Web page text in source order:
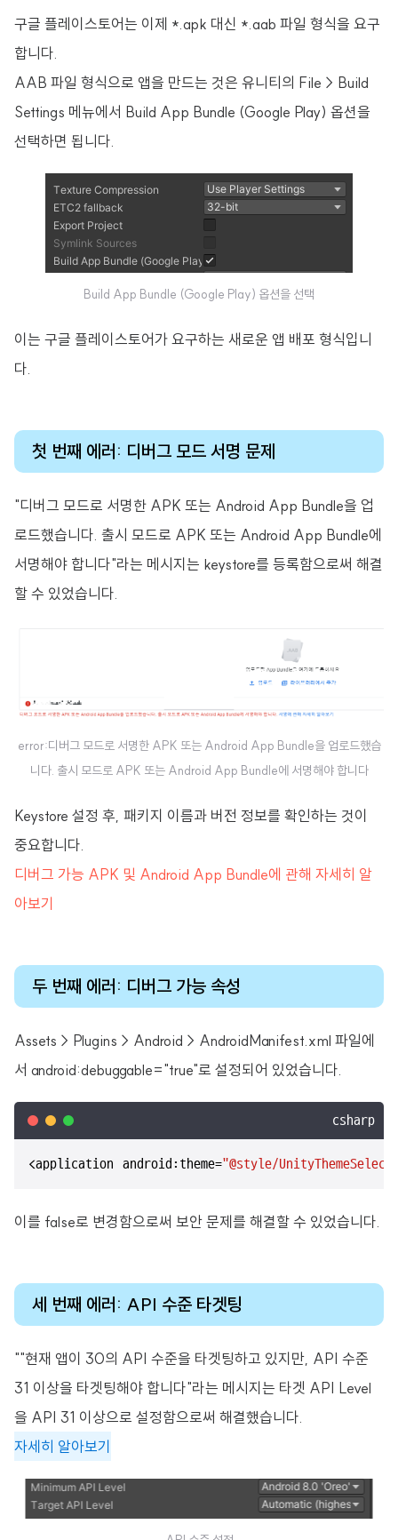
구글 플레이스토어는 이제 *.apk 대신 *.aab 파일 형식을 요구
합니다.
AAB 파일 형식으로 앱을 만드는 것은 유니티의 File > Build
Settings 메뉴에서 Build App Bundle (Google Play) 옵션을
선택하면 됩니다.
Build App Bundle (Google Play) 옵션을 선택
이는 구글 플레이스토어가 요구하는 새로운 앱 배포 형식입니
다.
첫 번째 에러: 디버그 모드 서명 문제
"디버그 모드로 서명한 APK 또는 Android App Bundle을 업
로드했습니다. 출시 모드로 APK 또는 Android App Bundle에
서명해야 합니다"라는 메시지는 keystore를 등록함으로써 해결
할 수 있었습니다.
error:디버그 모드로 서명한 APK 또는 Android App Bundle을 업로드했습
니다. 출시 모드로 APK 또는 Android App Bundle에 서명해야 합니다
Keystore 설정 후, 패키지 이름과 버전 정보를 확인하는 것이
중요합니다.
디버그 가능 APK 및 Android App Bundle에 관해 자세히 알
아보기
두 번째 에러: 디버그 가능 속성
Assets > Plugins > Android > AndroidManifest.xml 파일에
서 android:debuggable="true"로 설정되어 있었습니다.
csharp
<application android:theme="@style/
이를 false로 변경함으로써 보안 문제를 해결할 수 있었습니다.
세 번째 에러: API 수준 타겟팅
""현재 앱이 30의 API 수준을 타겟팅하고 있지만, API 수준
31 이상을 타겟팅해야 합니다"라는 메시지는 타겟 API Level
을 API 31 이상으로 설정함으로써 해결했습니다.
자세히 알아보기